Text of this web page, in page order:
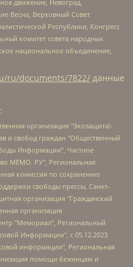
движение, Невоград,
Весна, Верховный Совет
Республики, Конгресс
комитет совета народных
национальное объединение,
ru/documents/7822/ данные
https://mnews.world/, Компания "Stichting Bellingcat", зарегистрированная в Нидерландах (дата регистрации 11.07.2018), Захаров Андрей Вячеславович, Клепиковская Екатерина Дмитриевна, Общество с ограниченной ответственностью "МЕМО", Перл Роман Александрович, Симонов Евгений Алексеевич, Соловьева Елена Анатольевна, Сотников Даниил Владимирович, Сурначева Елизавета Дмитриевна, Автономная некоммерческая организация по защите прав человека и информированию населения "Якутия – Наше Мнение", Общество с ограниченной ответственностью "Москоу диджитал медиа", с 26.01.2023 Общество с ограниченной ответственностью "Чайка Белые сады", Ветошкина Валерия Валерьевна, Заговора Максим Александрович, Межрегиональное общественное движение "Российская ЛГБТ - сеть", Оленичев Максим Владимирович, Павлов Иван Юрьевич, Скворцова Елена Сергеевна, Общество с ограниченной ответственностью "Как бы инагент", Кочетков Игорь Викторович, Общество с ограниченной ответственностью "Честные выборы", Еланчик Олег Александрович, Общество с ограниченной ответственностью "Нобелевский призыв", Гималова Регина Эмилевна, Григорьев Андрей Валерьевич, Григорьева Алина Александровна, Ассоциация по содействию защите прав призывников, альтернативнослужащих и военнослужащих "Правозащитная группа "Гражданин.Армия.Право", Хисамова Регина Фаритовна, Автономная некоммерческая организация по реализации социально-правовых программ "Лилит", Дальневосточное общественное движение "Маяк", Санкт-Петербургская ЛГБТ-инициативная группа "Выход", Инициативная группа ЛГБТ+ "Реверс", Алексеев Андрей Викторович, Бекбулатова Таисия Львовна, Беляев Иван Михайлович, Владыкина Елена Сергеевна, Гельман Марат Александрович, Никульшина Вероника Юрьевна, Толоконникова Надежда Андреевна, Шендерович Виктор Анатольевич, Общество с ограниченной ответственностью "Данное сообщение", Общество с ограниченной ответственностью Издательский дом "Новая глава", Айнбиндер Александра Александровна, Московский комьюнити-центр для ЛГБТ+инициатив, Благотворительный фонд развития филантропии, Deutsche Welle (Германия, Kurt-Schumacher-Strasse 3, 53113 Bonn), Борзунова Мария Михайловна, Воробьев Виктор Викторович, Голубева Анна Львовна, Константинова Алла Михайловна, Малкова Ирина Владимировна, Мурадов Мурад Абдулгалимович, Осетинская Елизавета Николаевна, Понасенков Евгений Николаевич, Ганапольский Матвей Юрьевич, Киселев Евгений Алексеевич, Борухович Ирина Григорьевна, Дремин Иван Тимофеевич, Дубровский Дмитрий Викторович, Красноярская региональная общественная организация поддержки и развития альтернативных образовательных технологий и межкультурных коммуникаций "ИНТЕРРА", Маяковская Екатерина Алексеевна, Фейгин Марк Захарович, Филимонов Андрей Викторович, Дзугкоева Регина Николаевна, Доброхотов Роман Александрович, Дудь Юрий Александрович, Елкин Сергей Владимирович, Кругликов Кирилл Игоревич, Сабунаева Мария Леонидовна, Семенов Алексей Владимирович, Шаинян Карен Багратович, Шульман Екатерина Михайловна, Асафьев Артур Валерьевич, Вахштайн Виктор Семенович, Венедиктов Алексей Алексеевич, Лушникова Екатерина Евгеньевна, Волков Леонид Михайлович, Невзоров Александр Глебович, Пархоменко Сергей Борисович, Сироткин Ярослав Николаевич, Кара-Мурза Владимир Владимирович, Баранова Наталья Владимировна, Гозман Леонид Яковлевич, Кагарлицкий Борис Юльевич, Климарев Михаил Валерьевич, Милов Владимир Станиславович, Автономная некоммерческая организация Краснодарский центр современного искусства "Типография", Моргенштерн Алишер Тагирович, Соболь Любовь Эдуардовна, Общество с ограниченной ответственностью "ЛИЗА НОРМ", Каспаров Гарри Кимович, Ходорковский Михаил Борисович, Общество с ограниченной ответственностью "Апрельские тезисы", Данилович Ирина Брониславовна, Кашин Олег Владимирович, Петров Николай Владимирович, Пивоваров Алексей Владимирович, Соколов Михаил Владимирович, Цветкова Юлия Владимировна, Чичваркин Евгений Александрович, Комитет против пыток/Команда против пыток, Общество с ограниченной ответственностью "Первый научный", Общество с ограниченной ответственностью "Вертолет и ко", Белоцерковская Вероника Борисовна, Кац Максим Евгеньевич, Лазарева Татьяна Юрьевна, Шаведдинов Руслан Табризович, Яшин Илья Валерьевич, Общество с ограниченной ответственностью "Иноагент ААВ", Алешковский Дмитрий Петрович, Альбац Евгения Марковна, Быков Дмитрий Львович, Галямина Юлия Евгеньевна, Лойко Сергей Леонидович, Мартынов Кирилл Константинович, Медведев Сергей Александрович, Крашенинников Федор Геннадиевич, Гордеева Катерина Вл